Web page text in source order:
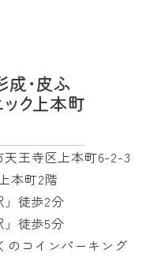
王寺区上本町6-2-3
本町2階
」徒歩2分
」徒歩5分
のコインパーキング